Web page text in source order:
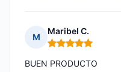
M
Maribel C.
Nota: 5 de 5
BUEN PRODUCTO